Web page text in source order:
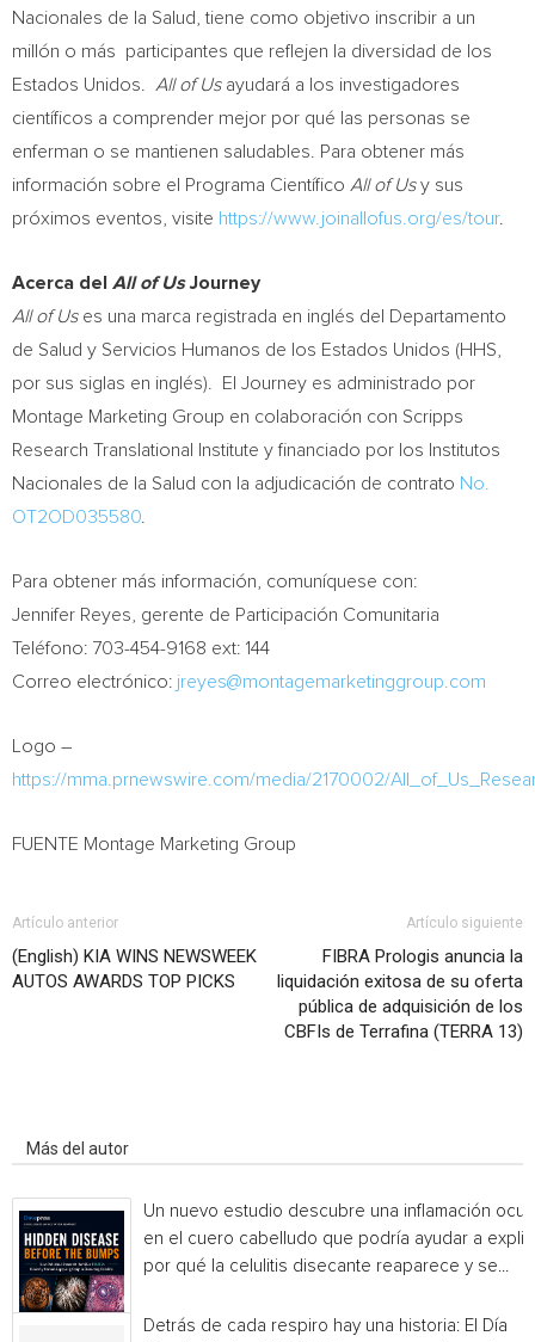
Nacionales de la Salud, tiene como objetivo inscribir a un
millón o más participantes que reflejen la diversidad de los
Estados Unidos. All of Us ayudará a los investigadores
científicos a comprender mejor por qué las personas se
enferman o se mantienen saludables. Para obtener más
información sobre el Programa Científico All of Usy sus
próximos eventos, visite https://www.joinallofus.org/es/tour.
Acerca del All of UsJourney
All of Uses una marca registrada en inglés del Departamento
de Salud y Servicios Humanos de los Estados Unidos (HHS,
por sus siglas en inglés). El Journey es administrado por
Montage Marketing Group en colaboración con Scripps
Research Translational Institute y financiado por los Institutos
Nacionales de la Salud con la adjudicación de contrato No.
OT2OD035580
Para obtener más información, comuníquese con:
Jennifer Reyes , gerente de Participación Comunitaria
Teléfono: 703-454-9168 ext: 144
Correo electrónico: jreyes@montagemarketinggroup.com
Logo –
https://mma.prnewswire.com/media/2170002/
FUENTE Montage Marketing Group
Artículo anterior
(English) KIA WINS NEWSWEEK
AUTOS AWARDS TOP PICKS
Artículo siguiente
FIBRA Prologis anuncia la
liquidación exitosa de su oferta
pública de adquisición de los
CBFIs de Terrafina (TERRA 13)
Más del autor
Un nuevo estudio descubre una inflamación
en el cuero cabelludo que podría ayudar a
por qué la celulitis disecante reaparece y se...
Detrás de cada respiro hay una historia: El Día